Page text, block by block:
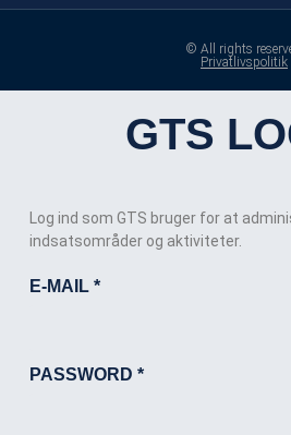
© All rights
Privatlivspolitik
GTS
Log ind som GTS bruger for at
indsatsområder og aktiviteter.
E-MAIL *
PASSWORD *